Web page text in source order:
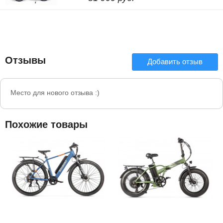
Отзывы Добавить отзыв
Место для нового отзыва :)
Похожие товары